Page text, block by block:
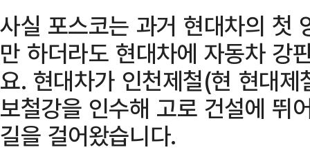
사실 포스코는 과거 현대차의 첫
만 하더라도 현대차에 자동차 강
요. 현대차가 인천제철(현 현대
보철강을 인수해 고로 건설에 뛰
길을 걸어왔습니다.